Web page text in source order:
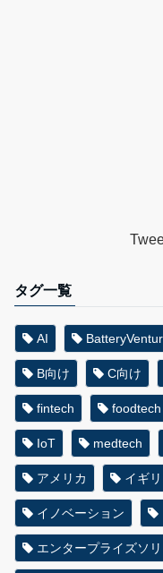
タグ一覧
AI
B向け C向け
fintech foodtech
IoT medtech
アメリカ イギ
イノベーション
エンタープライズソ